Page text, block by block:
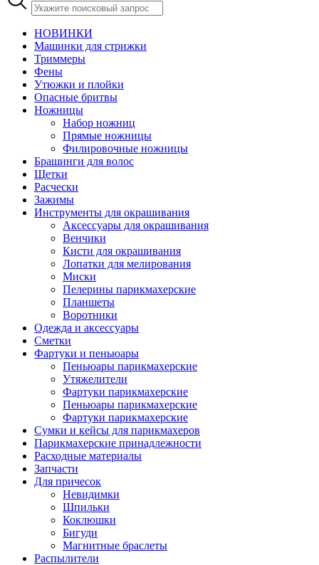
НОВИНКИ
Машинки для стрижки
Триммеры
Фены
Утюжки и плойки
Опасные бритвы
Ножницы
Набор ножниц
Прямые ножницы
Филировочные ножницы
Брашинги для волос
Щетки
Расчески
Зажимы
Инструменты для окрашивания
Аксессуары для окрашивания
Венчики
Кисти для окрашивания
Лопатки для мелирования
Миски
Пелерины парикмахерские
Планшеты
Воротники
Одежда и аксессуары
Сметки
Фартуки и пеньюары
Пеньюары парикмахерские
Утяжелители
Фартуки парикмахерские
Пеньюары парикмахерские
Фартуки парикмахерские
Сумки и кейсы для парикмахеров
Парикмахерские принадлежности
Расходные материалы
Запчасти
Для причесок
Невидимки
Шпильки
Коклюшки
Бигуди
Магнитные браслеты
Распылители